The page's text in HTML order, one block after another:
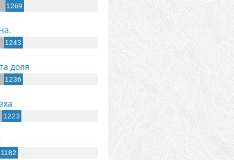
1269
1243
доля
1236
1223
1182